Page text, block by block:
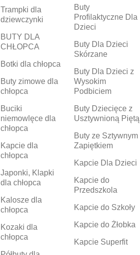
Trampki dla
dziewczynki
BUTY DLA
CHŁOPCA
Botki dla chłopca
Buty zimowe dla
chłopca
Buciki
niemowlęce dla
chłopca
Kapcie dla
chłopca
Japonki, Klapki
dla chłopca
Kalosze dla
chłopca
Kozaki dla
chłopca
Buty
Profilaktyczne Dla
Dzieci
Buty Dla Dzieci
Skórzane
Buty Dla Dzieci z
Wysokim
Podbiciem
Buty Dziecięce z
Usztywnioną Piętą
Buty ze Sztywnym
Zapiętkiem
Kapcie Dla Dzieci
Kapcie do
Przedszkola
Kapcie do Szkoły
Kapcie do Żłobka
Kapcie Superfit